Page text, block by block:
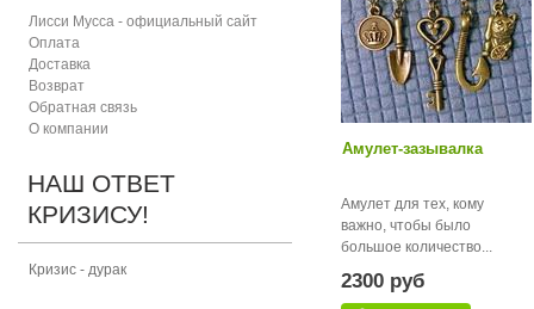
Амулет-зазывалка
Амулет для тех, кому
важно, чтобы было
большое количество...
2300 руб
Лисси Мусса - официальный сайт
Оплата
Доставка
Возврат
Обратная связь
О компании
НАШ ОТВЕТ
КРИЗИСУ!
Кризис - дурак